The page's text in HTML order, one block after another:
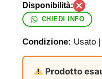
CHIEDI INFO
Condizione: Usato
Prodotto